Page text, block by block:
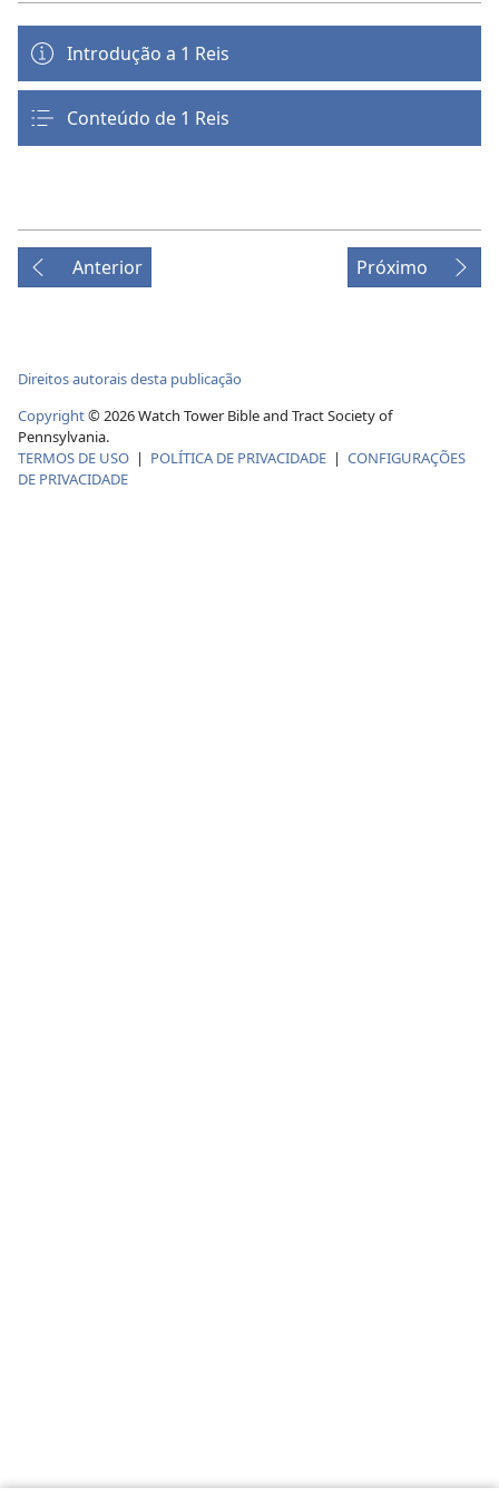
Introdução a 1 Reis
Conteúdo de 1 Reis
Anterior Próximo
Direitos autorais desta publicação
Copyright© 2026 Watch Tower Bible and Tract Society of
Pennsylvania.
TERMOS DE USO | POLÍTICA DE PRIVACIDADE | CONFIGURAÇÕES
DE PRIVACIDADE